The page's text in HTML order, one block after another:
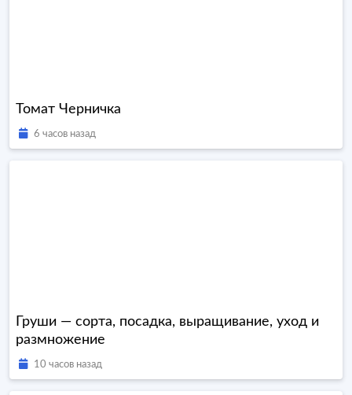
Томат Черничка
6 часов назад
Груши — сорта, посадка, выращивание, уход и
размножение
10 часов назад